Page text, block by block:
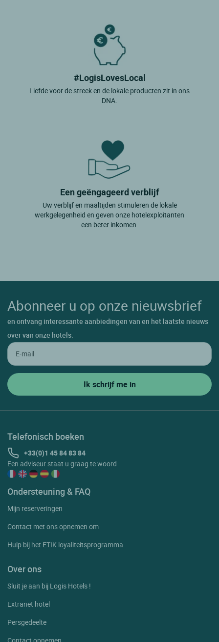
La Flotte
Le Bois Plage En Re
Le Chateau D'oleron
Le Grand Village Plage
Loix
Marans
Medis
Montendre
Mortagne Sur Gironde
Plassay
Pons
Port D'envaux
Port Des Barques
Rivedoux Plage
Rochefort
Ronce Les Bains
Royan
Saint Georges D'oleron
#LogisLovesLocal
Liefde voor de streek en de lokale producten zit in ons
DNA.
Een geëngageerd verblijf
Uw verblijf en maaltijden stimuleren de lokale
werkgelegenheid en geven onze hotelexploitanten
een beter inkomen.
Abonneer u op onze nieuwsbrief
en ontvang interessante aanbiedingen van en het laatste nieuws
over van onze hotels.
Telefonisch boeken
+33(0)1 45 84 83 84
Een adviseur staat u graag te woord
Ondersteuning & FAQ
Mijn reserveringen
Contact met ons opnemen om
Hulp bij het ETIK loyaliteitsprogramma
Over ons
Sluit je aan bij Logis Hotels !
Extranet hotel
Persgedeelte